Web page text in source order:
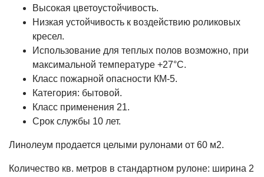
Высокая цветоустойчивость.
Низкая устойчивость к воздействию роликовых
кресел.
Использование для теплых полов возможно, при
максимальной температуре +27°С.
Класс пожарной опасности КМ-5.
Категория: бытовой.
Класс применения 21.
Срок службы 10 лет.
Линолеум продается целыми рулонами от 60 м2.
Количество кв. метров в стандартном рулоне: ширина 2